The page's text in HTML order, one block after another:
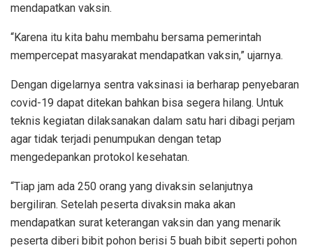
mendapatkan vaksin.
“Karena itu kita bahu membahu bersama pemerintah
mempercepat masyarakat mendapatkan vaksin,” ujarnya.
Dengan digelarnya sentra vaksinasi ia berharap penyebaran
covid-19 dapat ditekan bahkan bisa segera hilang. Untuk
teknis kegiatan dilaksanakan dalam satu hari dibagi perjam
agar tidak terjadi penumpukan dengan tetap
mengedepankan protokol kesehatan.
“Tiap jam ada 250 orang yang divaksin selanjutnya
bergiliran. Setelah peserta divaksin maka akan
mendapatkan surat keterangan vaksin dan yang menarik
peserta diberi bibit pohon berisi 5 buah bibit seperti pohon